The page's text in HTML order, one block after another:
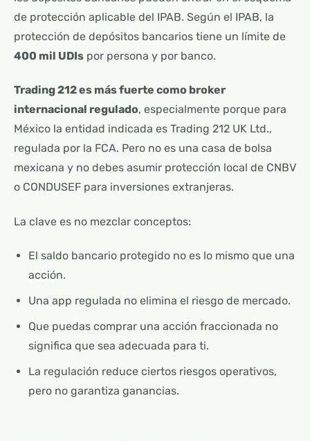
de protección aplicable del IPAB. Según el IPAB, la
protección de depósitos bancarios tiene un límite de
400 mil UDIs por persona y por banco.
Trading 212 es más fuerte como broker
internacional regulado, especialmente porque para
México la entidad indicada es Trading 212 UK Ltd.,
regulada por la FCA. Pero no es una casa de bolsa
mexicana y no debes asumir protección local de CNBV
o CONDUSEF para inversiones extranjeras.
La clave es no mezclar conceptos:
El saldo bancario protegido no es lo mismo que una
acción.
Una app regulada no elimina el riesgo de mercado.
Que puedas comprar una acción fraccionada no
significa que sea adecuada para ti.
La regulación reduce ciertos riesgos operativos,
pero no garantiza ganancias.